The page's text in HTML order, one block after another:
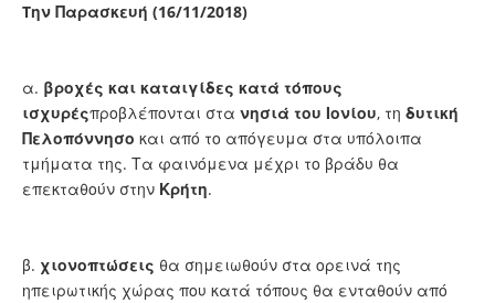
Tην Παρασκευή (16/11/2018)
α. βροχές και καταιγίδες κατά τόπους
ισχυρέςπροβλέπονται στα νησιά του Ιονίου, τη δυτική
Πελοπόννησο και από το απόγευμα στα υπόλοιπα
τμήματα της. Τα φαινόμενα μέχρι το βράδυ θα
επεκταθούν στην Κρήτη.
β. χιονοπτώσεις θα σημειωθούν στα ορεινά της
ηπειρωτικής χώρας που κατά τόπους θα ενταθούν από